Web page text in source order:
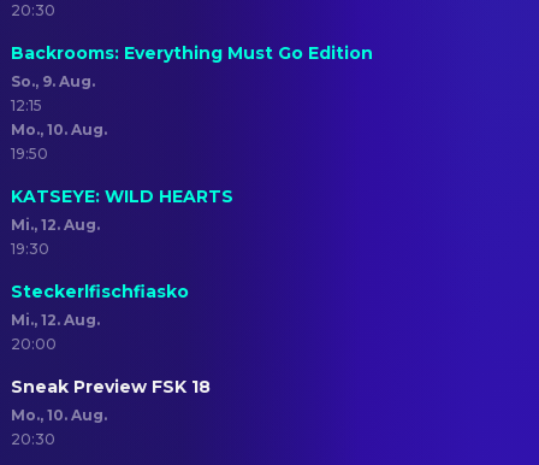
20:30
Backrooms: Everything Must Go Edition
So., 9. Aug.
12:15
Mo., 10. Aug.
19:50
KATSEYE: WILD HEARTS
Mi., 12. Aug.
19:30
Steckerlfischfiasko
Mi., 12. Aug.
20:00
Sneak Preview FSK 18
Mo., 10. Aug.
20:30